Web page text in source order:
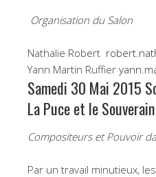
Organisation du Salon
Nathalie Robert
Yann Martin Ruffier
Samedi 30 Mai 2015
La Puce et le Souverain
Compositeurs et Pouvoir
Par un travail minutieux,